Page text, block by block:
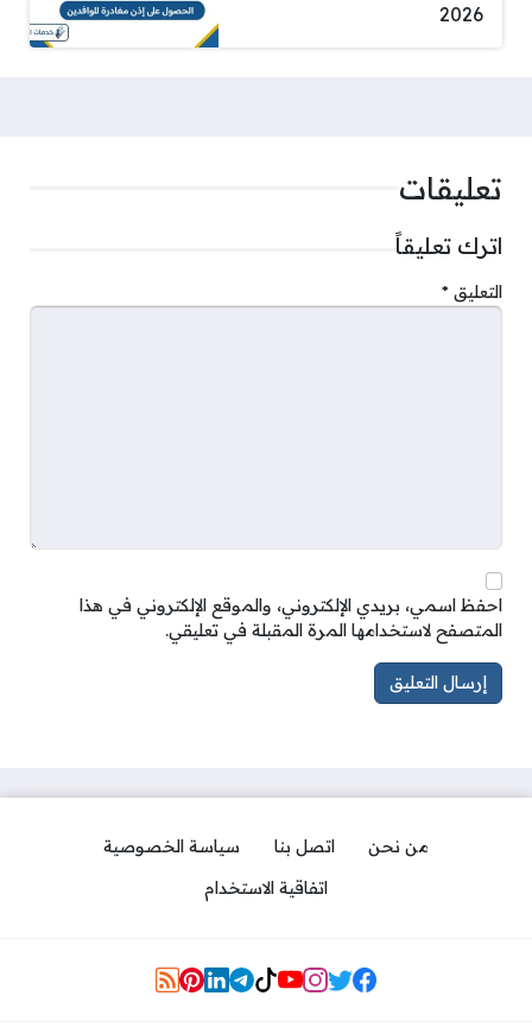
2026
تعليقات
اترك تعليقاً
التعليق *
احفظ اسمي، بريدي الإلكتروني، والموقع الإلكتروني في هذا
المتصفح لاستخدامها المرة المقبلة في تعليقي.
من نحن اتصل بنا
سياسة الخصوصية
اتفاقية الاستخدام
Social Links